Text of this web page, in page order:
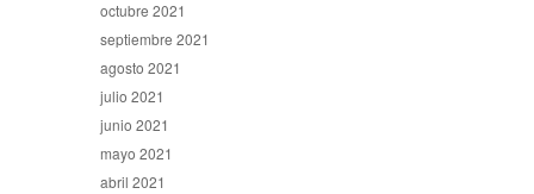
octubre 2021
septiembre 2021
agosto 2021
julio 2021
junio 2021
mayo 2021
abril 2021